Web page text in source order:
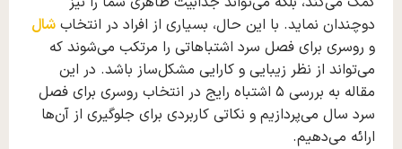
دوچندان نماید. با این حال، بسیاری از افراد در انتخاب شال
و روسری برای فصل سرد اشتباهاتی را مرتکب می‌شوند که
می‌تواند از نظر زیبایی و کارایی مشکل‌ساز باشد. در این
مقاله به بررسی ۵ اشتباه رایج در انتخاب روسری برای فصل
سرد سال می‌پردازیم و نکاتی کاربردی برای جلوگیری از آن‌ها
ارائه می‌دهیم.